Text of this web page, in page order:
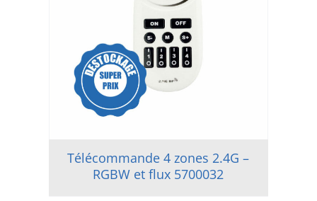
Télécommande 4 zones 2.4G –
RGBW et flux 5700032